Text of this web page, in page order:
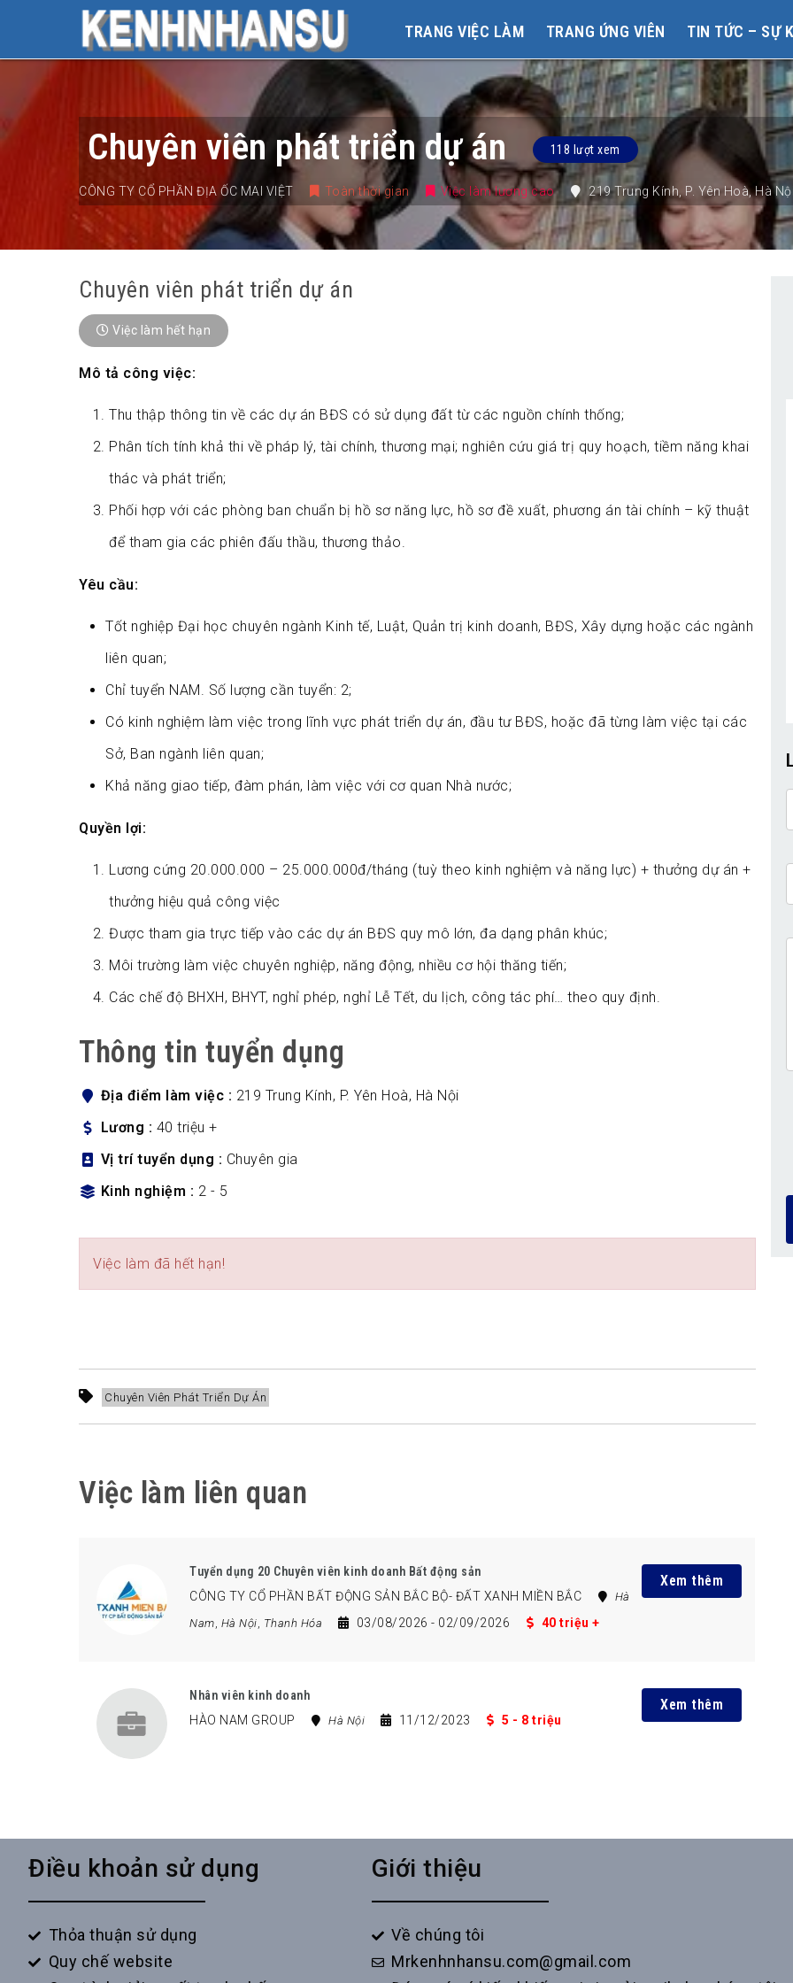
TRANG VIỆC LÀM TRANG ỨNG VIÊN TIN TỨC – SỰ
Chuyên viên phát triển dự án 118 lượt xem
CÔNG TY CỔ PHẦN ĐỊA ỐC MAI VIỆT Toàn thời gian Việc làm lương cao 219 Trung Kính P. Yên Hoà,Hà Nội
Chuyên viên phát triển dự án
Việc làm hết hạn
Mô tả công việc:
Thu thập thông tin về các dự án BĐS có sử dụng đất từ các nguồn chính thống;
Phân tích tính khả thi về pháp lý, tài chính, thương mại; nghiên cứu giá trị quy hoạch, tiềm năng khai
thác và phát triển;
Phối hợp với các phòng ban chuẩn bị hồ sơ năng lực, hồ sơ đề xuất, phương án tài chính – kỹ thuật
để tham gia các phiên đấu thầu, thương thảo.
Yêu cầu:
Tốt nghiệp Đại học chuyên ngành Kinh tế, Luật, Quản trị kinh doanh, BĐS, Xây dựng hoặc các ngành
liên quan;
Chỉ tuyển NAM. Số lượng cần tuyển: 2;
Có kinh nghiệm làm việc trong lĩnh vực phát triển dự án, đầu tư BĐS, hoặc đã từng làm việc tại các
Sở, Ban ngành liên quan;
Khả năng giao tiếp, đàm phán, làm việc với cơ quan Nhà nước;
Quyền lợi:
Lương cứng 20.000.000 – 25.000.000đ/tháng (tuỳ theo kinh nghiệm và năng lực) + thưởng dự án +
thưởng hiệu quả công việc
Được tham gia trực tiếp vào các dự án BĐS quy mô lớn, đa dạng phân khúc;
Môi trường làm việc chuyên nghiệp, năng động, nhiều cơ hội thăng tiến;
Các chế độ BHXH, BHYT, nghỉ phép, nghỉ Lễ Tết, du lịch, công tác phí… theo quy định.
Thông tin tuyển dụng
Địa điểm làm việc
219 Trung Kính, P. Yên Hoà, Hà Nội
Lương
40 triệu +
Vị trí tuyển dụng
Chuyên gia
Kinh nghiệm
2 - 5
Việc làm đã hết hạn!
Chuyên Viên Phát Triển Dự Án
Việc làm liên quan
Tuyển dụng 20 Chuyên viên kinh doanh Bất động sản
CÔNG TY CỔ PHẦN BẤT ĐỘNG SẢN BẮC BỘ- ĐẤT XANH MIỀN BẮC
Hà
Nam, Hà Nội, Thanh Hóa 03/08/2026- 02/09/2026 40 triệu +
Xem thêm
Nhân viên kinh doanh
HÀO NAM GROUP
Hà Nội 11/12/2023 5 - 8 triệu
Xem thêm
Điều khoản sử dụng
Thỏa thuận sử dụng
Quy chế website
Giới thiệu
Về chúng tôi
Mrkenhnhansu.com@gmail.com